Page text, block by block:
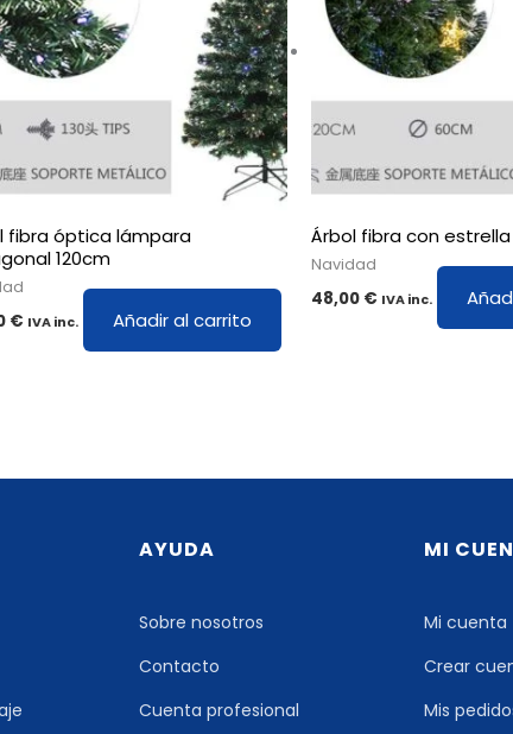
fibra óptica lámpara
120cm
€ IVA inc. Añadir al carrito
Árbol fibra con estrella
Navidad
48,00 € IVA inc.
AYUDA
Sobre nosotros
Contacto
Cuenta profesional
MI
Mi cuenta
Crear
Mis